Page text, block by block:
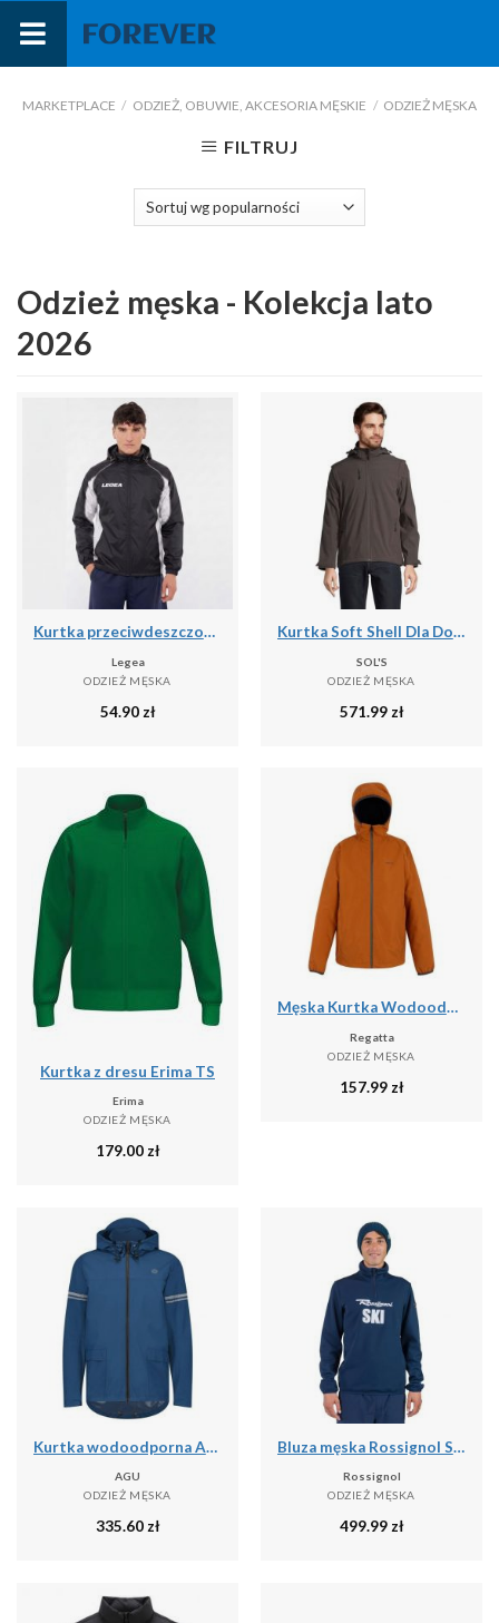
treści
MARKETPLACE / ODZIEŻ, OBUWIE, AKCESORIA MĘSKIE / ODZIEŻ MĘSKA
FILTRUJ
Odzież męska - Kolekcja lato
2026
Kurtka przeciwdeszczowa Storm dla mężczyzn do biegania czarno-biała
Legea
ODZIEŻ MĘSKA
54.90 zł
Kurtka Soft Shell Dla Dorosłych Unisex Falcon 3 W 1
SOL'S
ODZIEŻ MĘSKA
571.99 zł
Kurtka z dresu Erima TS
Erima
ODZIEŻ MĘSKA
179.00zł
Męska Kurtka Wodoodporna Caspen
Regatta
ODZIEŻ MĘSKA
157.99 zł
Kurtka wodoodporna Agu Original Essential
AGU
ODZIEŻ MĘSKA
335.60zł
Bluza męska Rossignol Signature Ski Hz Fleece
Rossignol
ODZIEŻ MĘSKA
499.99zł